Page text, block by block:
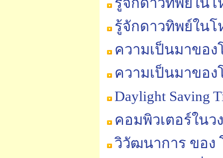
รู้จักดาวทิพย์ในโ
ความเป็นมาของ
ความเป็นมาของ
Daylight Saving
คอมพิวเตอร์ในว
วิวัฒนาการ ของ